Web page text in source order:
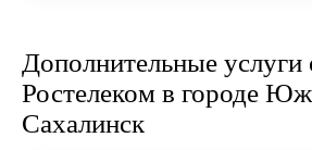
Дополнительные услуги
Ростелеком в городе
Сахалинск